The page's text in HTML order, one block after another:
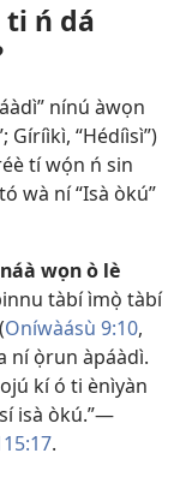
ti ń dá
nínú àwọn
Gíríìkì, “Hédíìsì”)
tí wọ́n ń sin
wà ní “Isà òkú”
wọn ò lè
tàbí ìmọ̀ tàbí
Oníwàásù 9:10,
ní ọ̀run àpáàdì.
kí ó ti ènìyàn
isà òkú.”​—
.